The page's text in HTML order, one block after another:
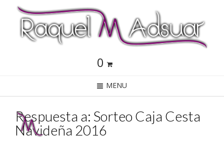
0
MENU
Respuesta a: Sorteo Caja Cesta
Navideña 2016